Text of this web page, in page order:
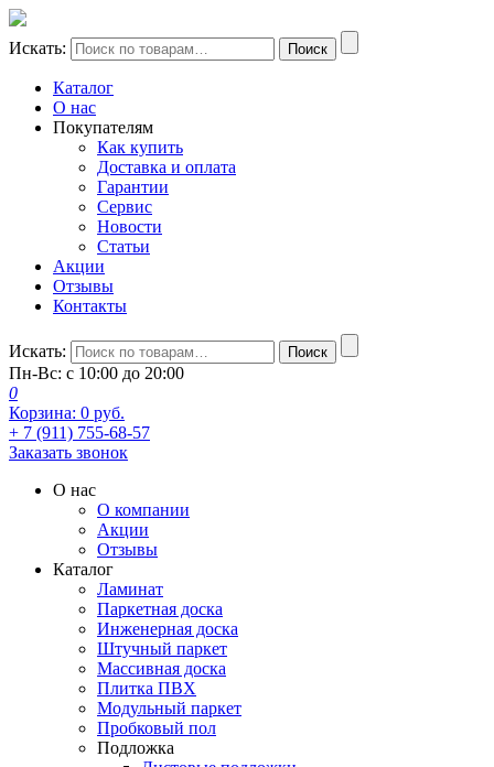
Искать: Поиск
Каталог
О нас
Покупателям
Как купить
Доставка и оплата
Гарантии
Сервис
Новости
Статьи
Акции
Отзывы
Контакты
Искать: Поиск
Пн-Вс: с 10:00 до 20:00
0
Корзина: 0 руб.
+ 7 (911) 755-68-57
Заказать звонок
О нас
О компании
Акции
Отзывы
Каталог
Ламинат
Паркетная доска
Инженерная доска
Штучный паркет
Массивная доска
Плитка ПВХ
Модульный паркет
Пробковый пол
Подложка